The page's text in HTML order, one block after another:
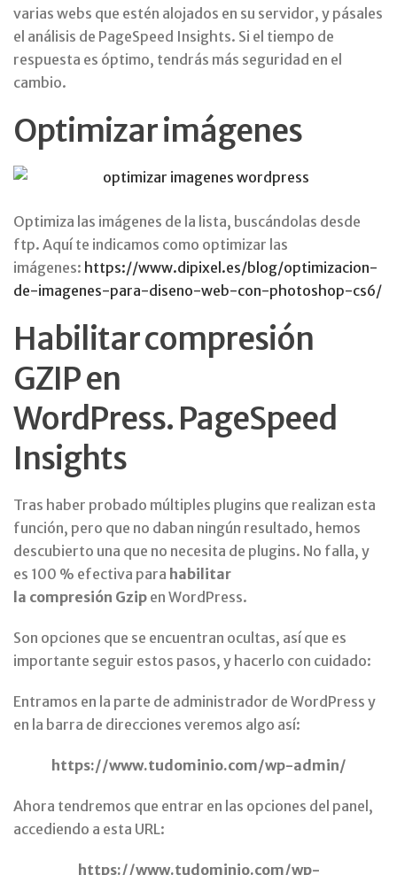
varias webs que estén alojados en su servidor, y pásales
el análisis de PageSpeed Insights. Si el tiempo de
respuesta es óptimo, tendrás más seguridad en el
cambio.
Optimizar imágenes
Optimiza las imágenes de la lista, buscándolas desde
ftp. Aquí te indicamos como optimizar las
imágenes: https://www.dipixel.es/blog/optimizacion-
de-imagenes-para-diseno-web-con-photoshop-cs6/
Habilitar compresión
GZIP en
WordPress. PageSpeed
Insights
Tras haber probado múltiples plugins que realizan esta
función, pero que no daban ningún resultado, hemos
descubierto una que no necesita de plugins. No falla, y
es 100 % efectiva para habilitar
la compresión Gzip en WordPress.
Son opciones que se encuentran ocultas, así que es
importante seguir estos pasos, y hacerlo con cuidado:
Entramos en la parte de administrador de WordPress y
en la barra de direcciones veremos algo así:
https://www.tudominio.com/wp-admin/
Ahora tendremos que entrar en las opciones del panel,
accediendo a esta URL:
https://www.tudominio.com/wp-